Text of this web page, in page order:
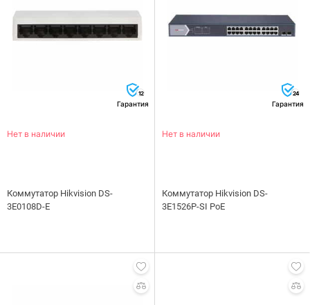
12
Гарантия
Нет в наличии
Коммутатор Hikvision DS-
3E0108D-E
24
Гарантия
Нет в наличии
Коммутатор Hikvision DS-
3E1526P-SI PoE